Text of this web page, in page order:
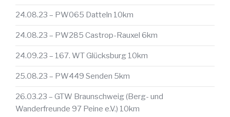
24.08.23 – PW065 Datteln 10km
24.08.23 – PW285 Castrop-Rauxel 6km
24.09.23 – 167. WT Glücksburg 10km
25.08.23 – PW449 Senden 5km
26.03.23 – GTW Braunschweig (Berg- und
Wanderfreunde 97 Peine e.V.) 10km